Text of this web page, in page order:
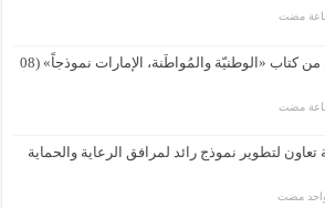
فصول من كتاب «الوطنيّة والمُواطَنة، الإمارات نموذجاً» (08
تعاون لتطوير نموذج رائد لمرافق الرعاية والحماية
مضت